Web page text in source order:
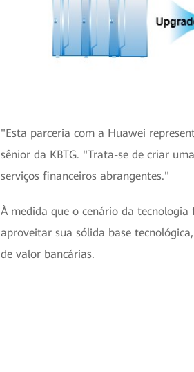
"Esta parceria com a Huawei
sênior da KBTG. "Trata-se de criar
serviços financeiros abrangentes."
À medida que o cenário da
aproveitar sua sólida base
de valor bancárias.